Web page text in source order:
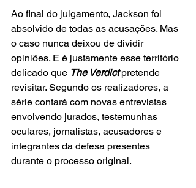
Ao final do julgamento, Jackson foi
absolvido de todas as acusações. Mas
o caso nunca deixou de dividir
opiniões. E é justamente esse território
delicado que The Verdict pretende
revisitar. Segundo os realizadores, a
série contará com novas entrevistas
envolvendo jurados, testemunhas
oculares, jornalistas, acusadores e
integrantes da defesa presentes
durante o processo original.